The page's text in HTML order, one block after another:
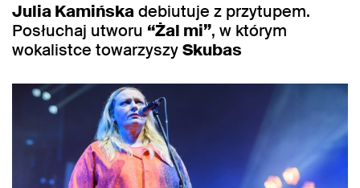
Julia Kamińskadebiutuje z przytupem.
Posłuchaj utworu “Żal mi”, w którym
wokalistce towarzyszySkubas